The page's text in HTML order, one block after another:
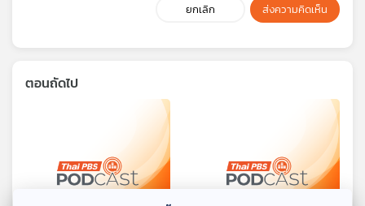
ยกเลิก ส่งความคิดเห็น
ตอนถัดไป